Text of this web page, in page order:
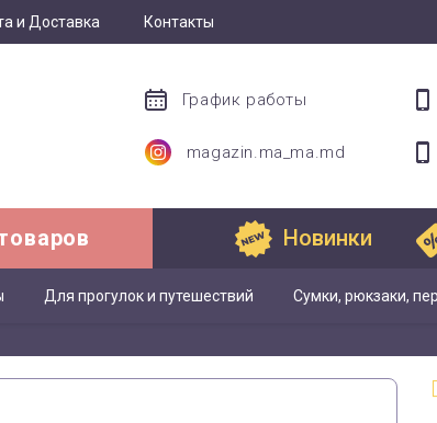
и Доставка Контакты
График работы
magazin.ma_ma.md
Новинки
Для прогулок и путешествий Сумки, рюкзаки,